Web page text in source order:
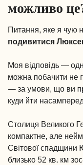
можливо
Питання, яке я чую
подивитися
Моя відповідь —
можна побачити не
— за умови, що ви
куди йти
Столиця Великого
компактне, але
Світової спадщини
близько 52 кв. км